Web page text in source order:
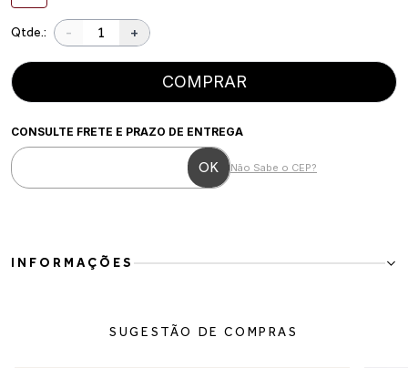
Qtde.: - +
COMPRAR
CONSULTE FRETE E PRAZO DE ENTREGA
Não Sabe o CEP?
INFORMAÇÕES
calçados e acessórios, removendo sujeiras do dia a dia de forma
prática e eficiente. Sua fórmula em espuma permite uma limpeza
SUGESTÃO DE COMPRAS